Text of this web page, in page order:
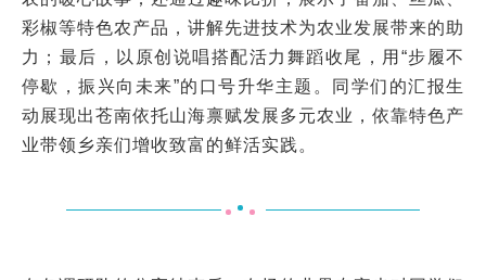
彩椒等特色农产品，讲解先进技术为农业发展带来的助
力；最后，以原创说唱搭配活力舞蹈收尾，用“步履不
停歇，振兴向未来”的口号升华主题。同学们的汇报生
动展现出苍南依托山海禀赋发展多元农业，依靠特色产
业带领乡亲们增收致富的鲜活实践。